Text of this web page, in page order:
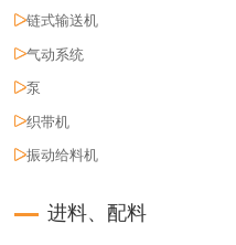
链式输送机
气动系统
泵
织带机
振动给料机
进料、配料